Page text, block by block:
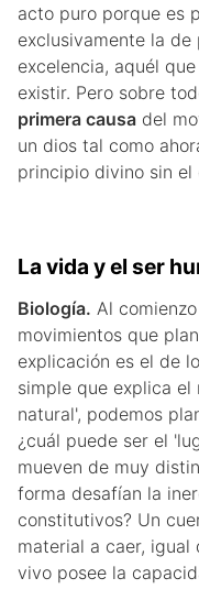
acto puro porque es
exclusivamente la de
excelencia, aquél
existir. Pero sobre
primera causa del
un dios tal como
principio divino sin el
La vida y el ser
Biología. Al
movimientos que
explicación es el de
simple que explica
natural', podemos
¿cuál puede ser el
mueven de muy
forma desafían la
constitutivos? Un
material a caer, igual
vivo posee la